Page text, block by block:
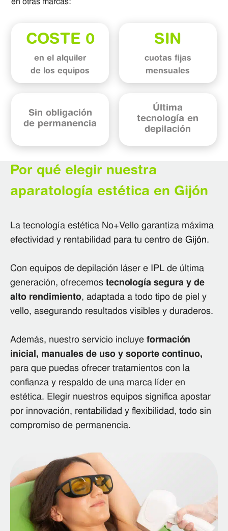
COSTE 0
en el alquiler
de los equipos
SIN
cuotas fijas
mensuales
Sin obligación
de permanencia
Última
tecnología en
depilación
Por qué elegir nuestra
aparatología estética en Gijón
La tecnología estética No+Vello garantiza máxima
efectividad y rentabilidad para tu centro de Gijón.
Con equipos de depilación láser e IPL de última
generación, ofrecemos tecnología segura y de
alto rendimiento, adaptada a todo tipo de piel y
vello, asegurando resultados visibles y duraderos.
Además, nuestro servicio incluye formación
inicial, manuales de uso y soporte continuo,
para que puedas ofrecer tratamientos con la
confianza y respaldo de una marca líder en
estética. Elegir nuestros equipos significa apostar
por innovación, rentabilidad y flexibilidad, todo sin
compromiso de permanencia.